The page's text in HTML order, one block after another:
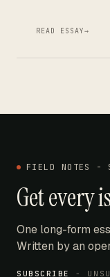
READ ESSAY→
FIELD NOTES -
Get every
One long-form
Written by an
SUBSCRIBE -